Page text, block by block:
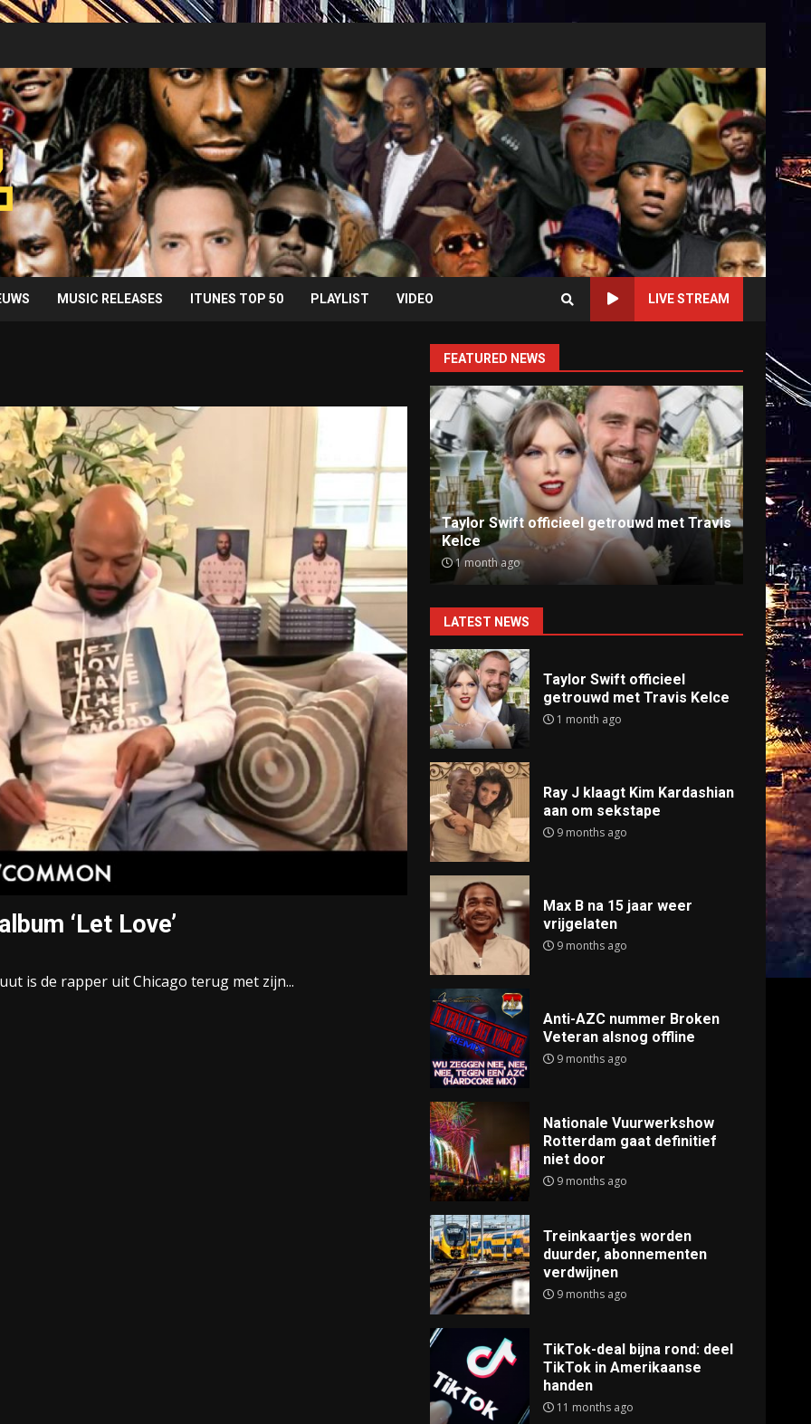
MUSIC RELEASES ITUNES TOP 50 PLAYLIST VIDEO LIVE STREAM
‘Let Love’
is de rapper uit Chicago terug met zijn...
FEATURED NEWS
Taylor Swift officieel getrouwd met Travis
Kelce
1 month ago
Ray J klaagt Kim Kardashian aan om
sekstape
9 months ago
Anti-
9
LATEST NEWS
Taylor Swift officieel
getrouwd met Travis Kelce
1 month ago
Ray J klaagt Kim Kardashian
aan om sekstape
9 months ago
Max B na 15 jaar weer
vrijgelaten
9 months ago
Anti-AZC nummer Broken
Veteran alsnog offline
9 months ago
Nationale Vuurwerkshow
Rotterdam gaat definitief
niet door
9 months ago
Treinkaartjes worden
duurder, abonnementen
verdwijnen
9 months ago
TikTok-deal bijna rond: deel
TikTok in Amerikaanse
handen
11 months ago